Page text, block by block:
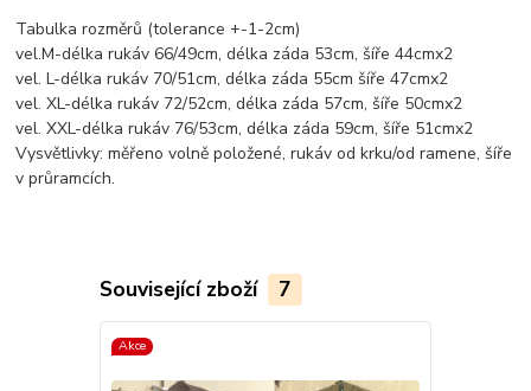
Tabulka rozměrů (tolerance +-1-2cm)
vel.M-délka rukáv 66/49cm, délka záda 53cm, šíře 44cmx2
vel. L-délka rukáv 70/51cm, délka záda 55cm šíře 47cmx2
vel. XL-délka rukáv 72/52cm, délka záda 57cm, šíře 50cmx2
vel. XXL-délka rukáv 76/53cm, délka záda 59cm, šíře 51cmx2
Vysvětlivky: měřeno volně položené, rukáv od krku/od ramene, šíře
v průramcích.
Související zboží 7
Akce